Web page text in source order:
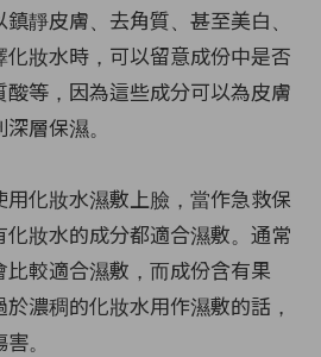
靜皮膚、去角質、甚至美白、
妝水時，可以留意成份中是否
等，因為這些成分可以為皮膚
層保濕。
化妝水濕敷上臉，當作急救保
妝水的成分都適合濕敷。通常
較適合濕敷，而成份含有果
濃稠的化妝水用作濕敷的話，
。